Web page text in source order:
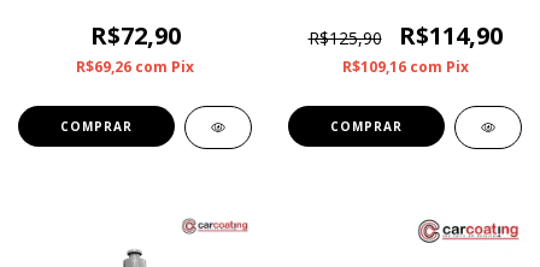
R$72,90
R$69,26 com Pix
R$125,90
R$114,90
R$109,16 com Pix